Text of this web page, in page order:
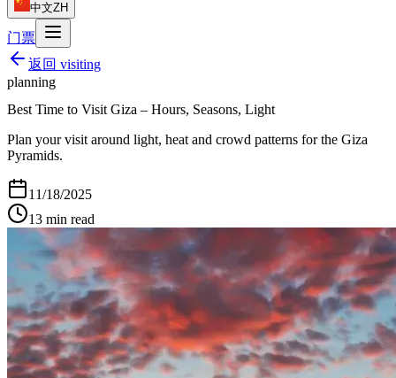
中文ZH
门票
返回 visiting
planning
Best Time to Visit Giza – Hours, Seasons, Light
Plan your visit around light, heat and crowd patterns for the Giza
Pyramids.
11/18/2025
13 min read